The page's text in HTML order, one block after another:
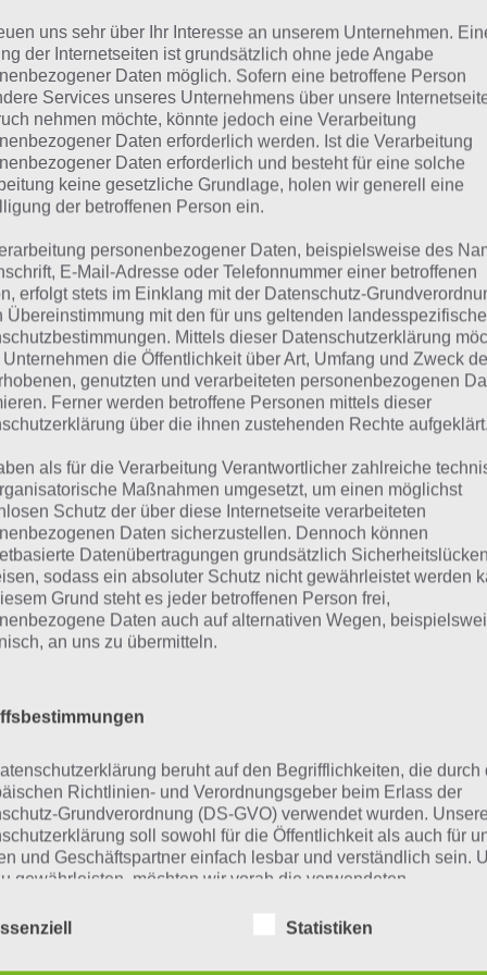
Lösung für 94%
findest du bereits die Lösung rund um Banane. Da die
anders ist, können wir dir nicht das exakte Level
Komplettlösung jedoch trotzdem zu jedem
findest!
Weitere Lösungen zu 94% gesucht
Schaue inunsere Komplettlösung
App! Dort kannst du mit der Suche
schnell die Antworten und
über 300 Level finden!
findest Lösungen auch ohne unsere Hilfe, indem du in
jedoch begrenzt sind, hast du hier stets die
obige Lösung stimmt leider
die Lösung, die wir dir oben Banane vorgestellt
oder ein Wort in der Lösung von 94 Prozent fehlt, so
einfach in den Kommentaren mit. Nur so können
uns sehr über Ihr Interesse an unserem Unternehmen.
der Internetseiten ist grundsätzlich ohne jede Angabe
Daten möglich. Sofern eine betroffene Person
Services unseres Unternehmens über unsere
nehmen möchte, könnte jedoch eine Verarbeitung
Daten erforderlich werden. Ist die Verarbeitung
Daten erforderlich und besteht für eine solche
keine gesetzliche Grundlage, holen wir generell eine
der betroffenen Person ein.
personenbezogener Daten, beispielsweise des
E-Mail-Adresse oder Telefonnummer einer betroffenen
erfolgt stets im Einklang mit der Datenschutz-
Übereinstimmung mit den für uns geltenden
Mittels dieser Datenschutzerklärung
Unternehmen die Öffentlichkeit über Art, Umfang und Zweck
genutzten und verarbeiteten personenbezogenen
Ferner werden betroffene Personen mittels dieser
über die ihnen zustehenden Rechte aufgeklärt.
als für die Verarbeitung Verantwortlicher zahlreiche
Maßnahmen umgesetzt, um einen möglichst
Schutz der über diese Internetseite verarbeiteten
Daten sicherzustellen. Dennoch können
Datenübertragungen grundsätzlich Sicherheitslücken
sodass ein absoluter Schutz nicht gewährleistet werden
Grund steht es jeder betroffenen Person frei,
Daten auch auf alternativen Wegen,
an uns zu übermitteln.
beruht auf den Begrifflichkeiten, die durch
Richtlinien- und Verordnungsgeber beim Erlass der
Grundverordnung (DS-GVO) verwendet wurden. Unsere
soll sowohl für die Öffentlichkeit als auch für
und Geschäftspartner einfach lesbar und verständlich sein.
gewährleisten, möchten wir vorab die verwendeten
Statistiken